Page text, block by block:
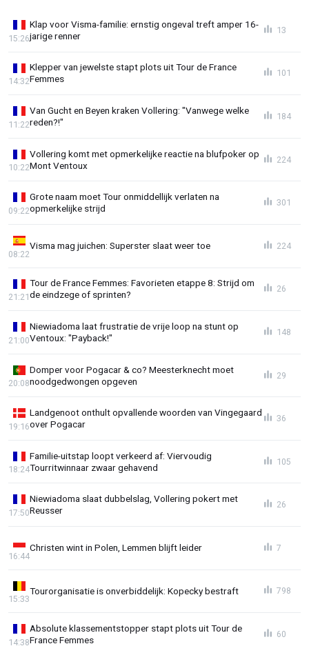
Klap voor Visma-familie: ernstig ongeval treft amper 16-
jarige renner
15:26
13
Klepper van jewelste stapt plots uit Tour de France
Femmes
14:32
101
Van Gucht en Beyen kraken Vollering: "Vanwege welke
reden?!"
11:22
184
Vollering komt met opmerkelijke reactie na blufpoker op
Mont Ventoux
10:22
224
Grote naam moet Tour onmiddellijk verlaten na
opmerkelijke strijd
09:22
301
Visma mag juichen: Superster slaat weer toe
08:22
224
Tour de France Femmes: Favorieten etappe 8: Strijd om
de eindzege of sprinten?
21:21
26
Niewiadoma laat frustratie de vrije loop na stunt op
Ventoux: "Payback!"
21:00
148
Domper voor Pogacar & co? Meesterknecht moet
noodgedwongen opgeven
20:08
29
Landgenoot onthult opvallende woorden van Vingegaard
over Pogacar
19:16
36
Familie-uitstap loopt verkeerd af: Viervoudig
Tourritwinnaar zwaar gehavend
18:24
105
Niewiadoma slaat dubbelslag, Vollering pokert met
Reusser
17:50
26
Christen wint in Polen, Lemmen blijft leider
16:44
7
Tourorganisatie is onverbiddelijk: Kopecky bestraft
15:33
798
Absolute klassementstopper stapt plots uit Tour de
France Femmes
14:38
60